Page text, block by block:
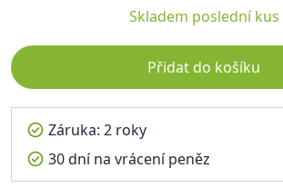
Skladem poslední kus
Přidat do košíku
Záruka: 2 roky
30 dní na vrácení peněz